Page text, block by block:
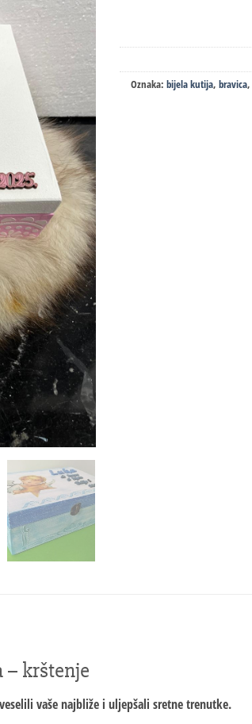
Oznaka: bijela kutija, bravica,
krštenje
vaše najbliže i uljepšali sretne trenutke.